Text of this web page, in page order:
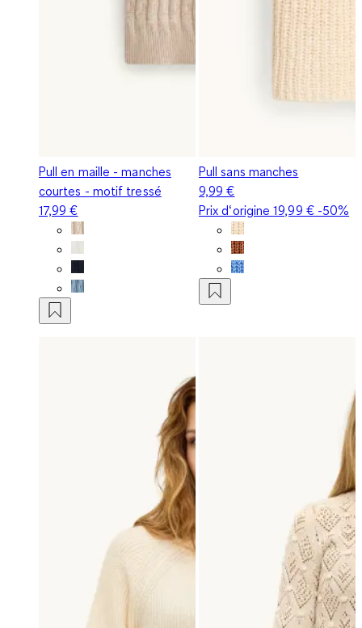
Pull en maille - manches
courtes - motif tressé
17,99 €
Pull sans manches
9,99 €
Prix d‘origine19,99 €-50%